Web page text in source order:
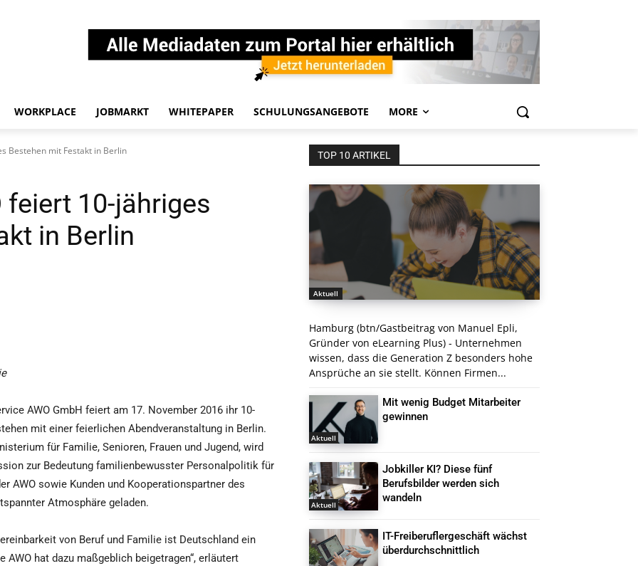
WORKPLACE JOBMARKT WHITEPAPER SCHULUNGSANGEBOTE MORE
Bestehen mit Festakt in Berlin
feiert 10-jähriges
in Berlin
AWO GmbH feiert am 17. November 2016 ihr 10-
mit einer feierlichen Abendveranstaltung in Berlin.
für Familie, Senioren, Frauen und Jugend, wird
zur Bedeutung familienbewusster Personalpolitik für
AWO sowie Kunden und Kooperationspartner des
Atmosphäre geladen.
von Beruf und Familie ist Deutschland ein
hat dazu maßgeblich beigetragen“, erläutert
TOP 10 ARTIKEL
Aktuell
Hamburg (btn/Gastbeitrag von Manuel Epli,
Gründer von eLearning Plus) - Unternehmen
wissen, dass die Generation Z besonders hohe
Ansprüche an sie stellt. Können Firmen...
Aktuell
Mit wenig Budget Mitarbeiter
gewinnen
Aktuell
Jobkiller KI? Diese fünf
Berufsbilder werden sich
wandeln
IT-Freiberuflergeschäft wächst
überdurchschnittlich